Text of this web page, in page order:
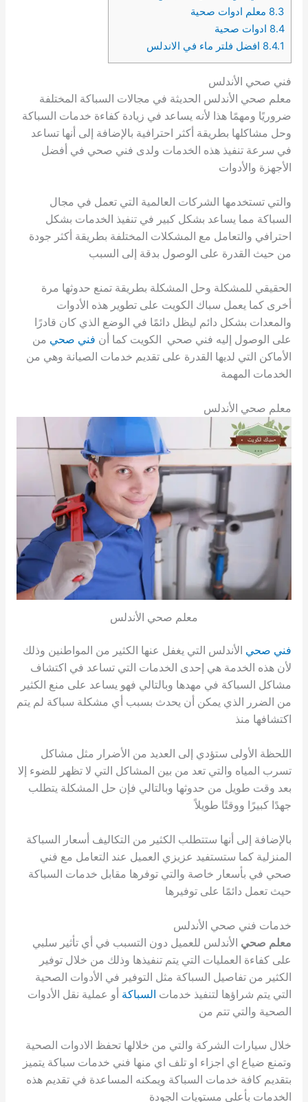
8.3 معلم ادوات صحية
8.4 ادوات صحية
8.4.1 افضل فلتر ماء في الاندلس
فني صحي الأندلس
معلم صحي الأندلس الحديثة في مجالات السباكة المختلفة
ضروريًا ومهمًا هذا لأنه يساعد في زيادة كفاءة خدمات السباكة
وحل مشاكلها بطريقة أكثر احترافية بالإضافة إلى أنها تساعد
في سرعة تنفيذ هذه الخدمات ولدى فني صحي في أفضل
الأجهزة والأدوات
والتي تستخدمها الشركات العالمية التي تعمل في مجال
السباكة مما يساعد بشكل كبير في تنفيذ الخدمات بشكل
احترافي والتعامل مع المشكلات المختلفة بطريقة أكثر جودة
من حيث القدرة على الوصول بدقة إلى السبب
الحقيقي للمشكلة وحل المشكلة بطريقة تمنع حدوثها مرة
أخرى كما يعمل سباك الكويت على تطوير هذه الأدوات
والمعدات بشكل دائم ليظل دائمًا في الوضع الذي كان قادرًا
على الوصول إليه فني صحي الكويت كما أن فني صحي من
الأماكن التي لديها القدرة على تقديم خدمات الصيانة وهي من
الخدمات المهمة
معلم صحي الأندلس
معلم صحي الأندلس
فني صحي الأندلس التي يغفل عنها الكثير من المواطنين وذلك
لأن هذه الخدمة هي إحدى الخدمات التي تساعد في اكتشاف
مشاكل السباكة في مهدها وبالتالي فهو يساعد على منع الكثير
من الضرر الذي يمكن أن يحدث بسبب أي مشكلة سباكة لم يتم
اكتشافها منذ
اللحظة الأولى ستؤدي إلى العديد من الأضرار مثل مشاكل
تسرب المياه والتي تعد من بين المشاكل التي لا تظهر للضوء إلا
بعد وقت طويل من حدوثها وبالتالي فإن حل المشكلة يتطلب
جهدًا كبيرًا ووقتًا طويلاً
بالإضافة إلى أنها ستتطلب الكثير من التكاليف أسعار السباكة
المنزلية كما ستستفيد عزيزي العميل عند التعامل مع فني
صحي في بأسعار خاصة والتي توفرها مقابل خدمات السباكة
حيث تعمل دائمًا على توفيرها
خدمات فني صحي الأندلس
معلم صحي الأندلس للعميل دون التسبب في أي تأثير سلبي
على كفاءة العمليات التي يتم تنفيذها وذلك من خلال توفير
الكثير من تفاصيل السباكة مثل التوفير في الأدوات الصحية
التي يتم شراؤها لتنفيذ خدمات السباكة أو عملية نقل الأدوات
الصحية والتي تتم من
خلال سيارات الشركة والتي من خلالها تحفظ الادوات الصحية
وتمنع ضياع اي اجزاء او تلف اي منها فني خدمات سباكة يتميز
بتقديم كافة خدمات السباكة ويمكنه المساعدة في تقديم هذه
الخدمات بأعلى مستويات الجودة